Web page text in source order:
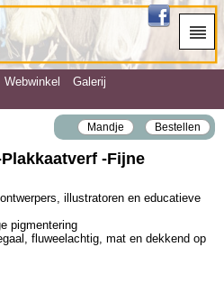
Webwinkel
Galerij
Mandje Bestellen
‐Fijne
illustratoren en educatieve
pigmentering
fluweelachtig, mat en dekkend op